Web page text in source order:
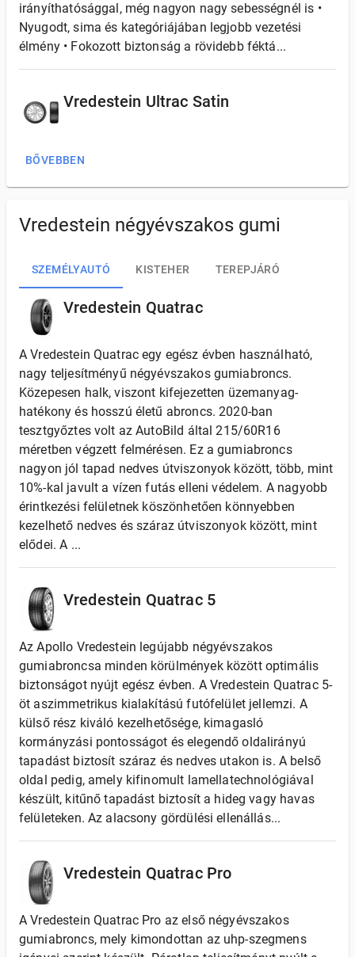
irányíthatósággal, még nagyon nagy sebességnél is •
Nyugodt, sima és kategóriájában legjobb vezetési
élmény • Fokozott biztonság a rövidebb féktá...
Vredestein Ultrac Satin
BŐVEBBEN
Vredestein négyévszakos gumi
SZEMÉLYAUTÓ KISTEHER TEREPJÁRÓ
Vredestein Quatrac
A Vredestein Quatrac egy egész évben használható,
nagy teljesítményű négyévszakos gumiabroncs.
Közepesen halk, viszont kifejezetten üzemanyag-
hatékony és hosszú életű abroncs. 2020-ban
tesztgyőztes volt az AutoBild által 215/60R16
méretben végzett felmérésen. Ez a gumiabroncs
nagyon jól tapad nedves útviszonyok között, több, mint
10%-kal javult a vízen futás elleni védelem. A nagyobb
érintkezési felületnek köszönhetően könnyebben
kezelhető nedves és száraz útviszonyok között, mint
elődei. A ...
Vredestein Quatrac 5
Az Apollo Vredestein legújabb négyévszakos
gumiabroncsa minden körülmények között optimális
biztonságot nyújt egész évben. A Vredestein Quatrac 5-
öt aszimmetrikus kialakítású futófelület jellemzi. A
külső rész kiváló kezelhetősége, kimagasló
kormányzási pontosságot és elegendő oldalirányú
tapadást biztosít száraz és nedves utakon is. A belső
oldal pedig, amely kifinomult lamellatechnológiával
készült, kitűnő tapadást biztosít a hideg vagy havas
felületeken. Az alacsony gördülési ellenállás...
Vredestein Quatrac Pro
A Vredestein Quatrac Pro az első négyévszakos
gumiabroncs, mely kimondottan az uhp-szegmens